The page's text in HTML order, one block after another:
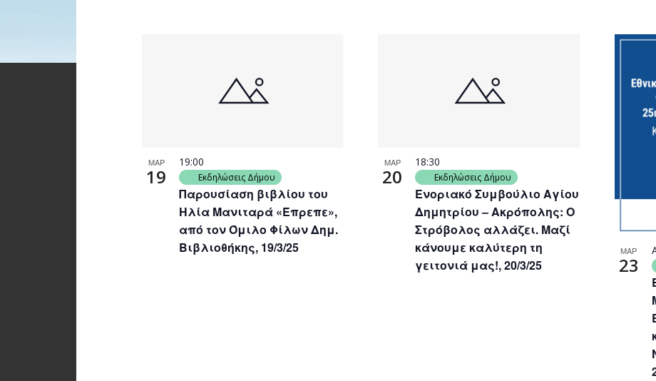
ΜΑΡ
19
Παρουσίαση βιβλίου του
Ηλία Μανιταρά «Έπρεπε»,
από τον Όμιλο Φίλων Δημ.
Βιβλιοθήκης, 19/3/25
19:00
Εκδηλώσεις Δήμου
ΜΑΡ
20
Ενοριακό Συμβούλιο Αγίου
Δημητρίου – Ακρόπολης: Ο
Στρόβολος αλλάζει. Μαζί
κάνουμε καλύτερη τη
γειτονιά μας!, 20/3/25
18:30
Εκδηλώσεις Δήμου
ΜΑΡ
23